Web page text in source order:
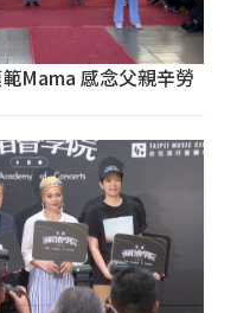
Mama 感念父親辛勞